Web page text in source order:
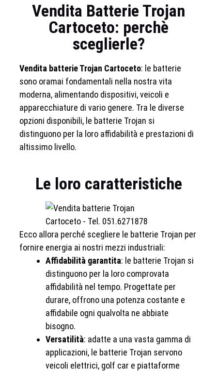
Vendita Batterie Trojan
Cartoceto: perchè
sceglierle?
Vendita batterie Trojan Cartoceto: le batterie
sono oramai fondamentali nella nostra vita
moderna, alimentando dispositivi, veicoli e
apparecchiature di vario genere. Tra le diverse
opzioni disponibili, le batterie Trojan si
distinguono per la loro affidabilità e prestazioni di
altissimo livello.
Le loro caratteristiche
Ecco allora perché scegliere le batterie Trojan per
fornire energia ai nostri mezzi industriali:
Affidabilità garantita: le batterie Trojan si
distinguono per la loro comprovata
affidabilità nel tempo. Progettate per
durare, offrono una potenza costante e
affidabile ogni qualvolta ne abbiate
bisogno.
Versatilità: adatte a una vasta gamma di
applicazioni, le batterie Trojan servono
veicoli elettrici, golf car e piattaforme